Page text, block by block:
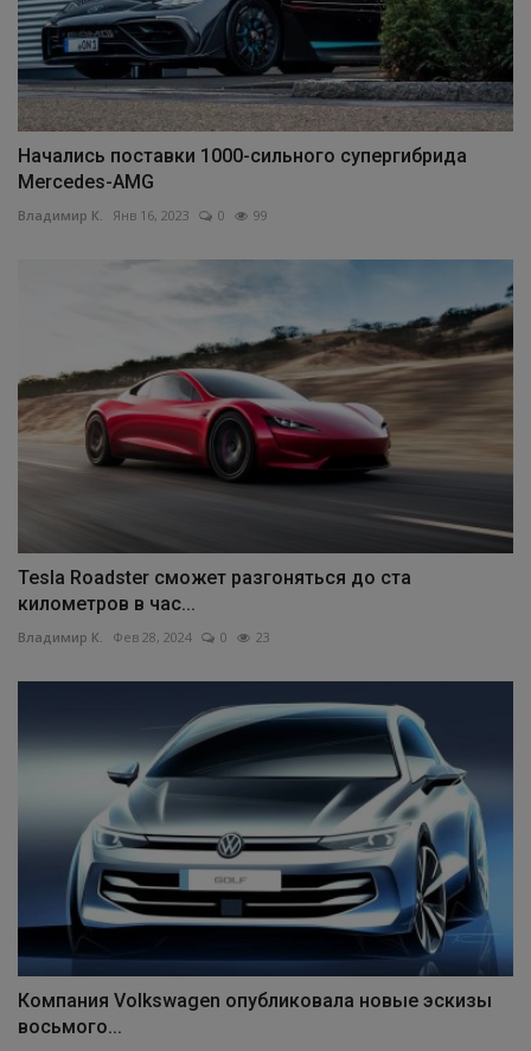
Начались поставки 1000-сильного супергибрида
Mercedes-AMG
Владимир К. Янв 16, 2023 0 99
Tesla Roadster сможет разгоняться до ста
километров в час...
Владимир К. Фев 28, 2024 0 23
Компания Volkswagen опубликовала новые эскизы
восьмого...